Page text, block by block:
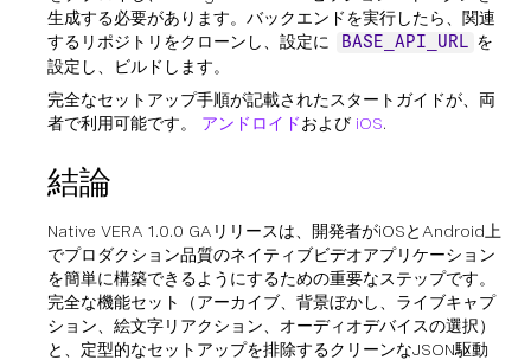
生成する必要があります。バックエンドを実行したら、関連
するリポジトリをクローンし、設定に
BASE_API_URL を
設定し、ビルドします。
完全なセットアップ手順が記載されたスタートガイドが、両
者で利用可能です。 アンドロイドおよび iOS.
結論
Native VERA 1.0.0 GAリリースは、開発者がiOSとAndroid上
でプロダクション品質のネイティブビデオアプリケーション
を簡単に構築できるようにするための重要なステップです。
完全な機能セット（アーカイブ、背景ぼかし、ライブキャプ
ション、絵文字リアクション、オーディオデバイスの選択）
と、定型的なセットアップを排除するクリーンなJSON駆動